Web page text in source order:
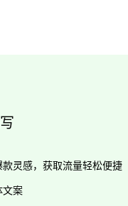
灵感，获取流量轻松便捷
文案